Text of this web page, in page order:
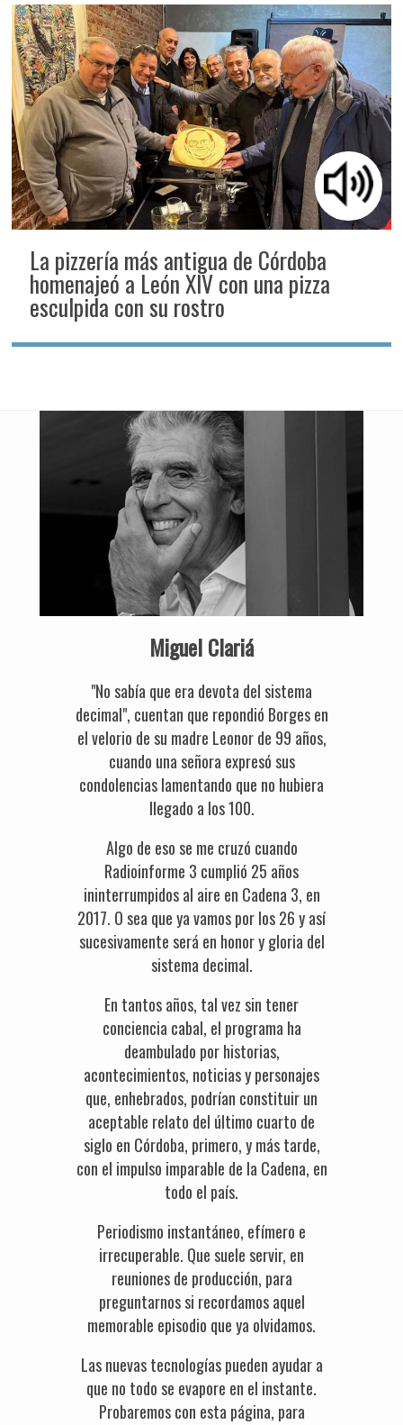
La pizzería más antigua de Córdoba
homenajeó a León XIV con una pizza
esculpida con su rostro
Miguel Clariá
"No sabía que era devota del sistema
decimal", cuentan que repondió Borges en
el velorio de su madre Leonor de 99 años,
cuando una señora expresó sus
condolencias lamentando que no hubiera
llegado a los 100.
Algo de eso se me cruzó cuando
Radioinforme 3 cumplió 25 años
ininterrumpidos al aire en Cadena 3, en
2017. O sea que ya vamos por los 26 y así
sucesivamente será en honor y gloria del
sistema decimal.
En tantos años, tal vez sin tener
conciencia cabal, el programa ha
deambulado por historias,
acontecimientos, noticias y personajes
que, enhebrados, podrían constituir un
aceptable relato del último cuarto de
siglo en Córdoba, primero, y más tarde,
con el impulso imparable de la Cadena, en
todo el país.
Periodismo instantáneo, efímero e
irrecuperable. Que suele servir, en
reuniones de producción, para
preguntarnos si recordamos aquel
memorable episodio que ya olvidamos.
Las nuevas tecnologías pueden ayudar a
que no todo se evapore en el instante.
Probaremos con esta página, para